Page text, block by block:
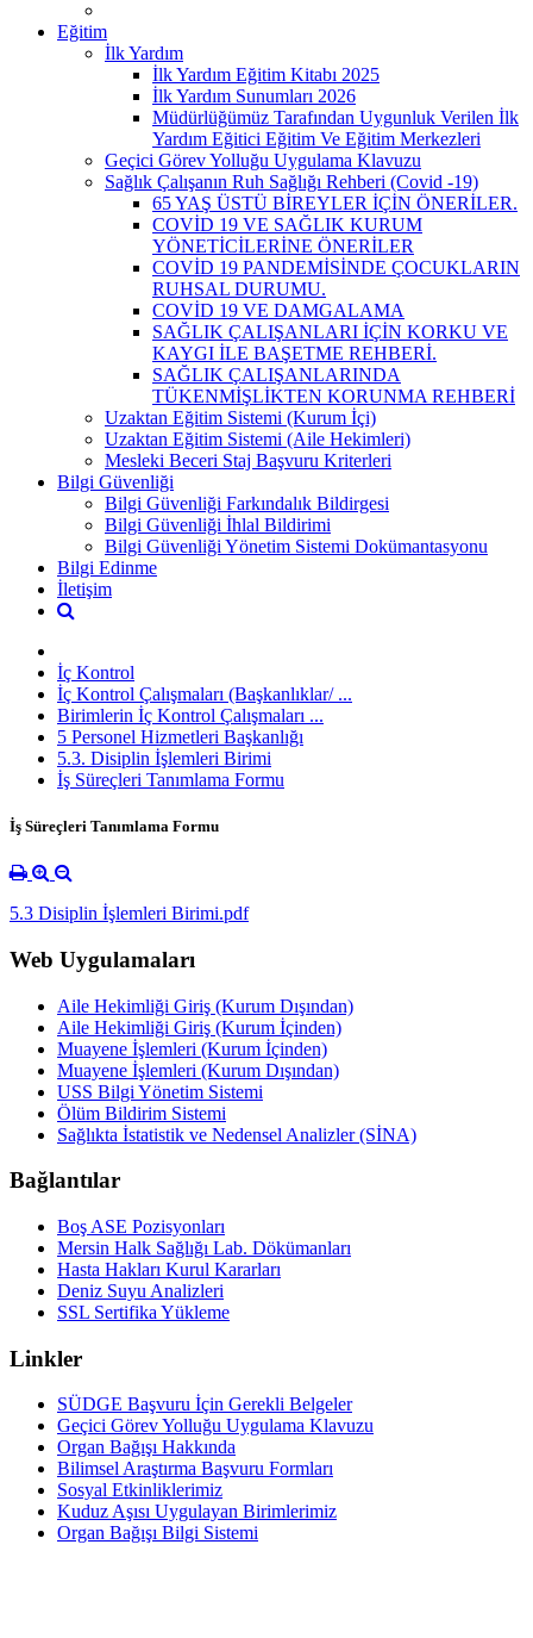
Eğitim
İlk Yardım
İlk Yardım Eğitim Kitabı 2025
İlk Yardım Sunumları 2026
Müdürlüğümüz Tarafından Uygunluk Verilen İlk
Yardım Eğitici Eğitim Ve Eğitim Merkezleri
Geçici Görev Yolluğu Uygulama Klavuzu
Sağlık Çalışanın Ruh Sağlığı Rehberi (Covid -19)
65 YAŞ ÜSTÜ BİREYLER İÇİN ÖNERİLER.
COVİD 19 VE SAĞLIK KURUM
YÖNETİCİLERİNE ÖNERİLER
COVİD 19 PANDEMİSİNDE ÇOCUKLARIN
RUHSAL DURUMU.
COVİD 19 VE DAMGALAMA
SAĞLIK ÇALIŞANLARI İÇİN KORKU VE
KAYGI İLE BAŞETME REHBERİ.
SAĞLIK ÇALIŞANLARINDA
TÜKENMİŞLİKTEN KORUNMA REHBERİ
Uzaktan Eğitim Sistemi (Kurum İçi)
Uzaktan Eğitim Sistemi (Aile Hekimleri)
Mesleki Beceri Staj Başvuru Kriterleri
Bilgi Güvenliği
Bilgi Güvenliği Farkındalık Bildirgesi
Bilgi Güvenliği İhlal Bildirimi
Bilgi Güvenliği Yönetim Sistemi Dokümantasyonu
Bilgi Edinme
İletişim
İç Kontrol
İç Kontrol Çalışmaları (Başkanlıklar/ ...
Birimlerin İç Kontrol Çalışmaları ...
5 Personel Hizmetleri Başkanlığı
5.3. Disiplin İşlemleri Birimi
İş Süreçleri Tanımlama Formu
İş Süreçleri Tanımlama Formu
5.3 Disiplin İşlemleri Birimi.pdf
Web Uygulamaları
Aile Hekimliği Giriş (Kurum Dışından)
Aile Hekimliği Giriş (Kurum İçinden)
Muayene İşlemleri (Kurum İçinden)
Muayene İşlemleri (Kurum Dışından)
USS Bilgi Yönetim Sistemi
Ölüm Bildirim Sistemi
Sağlıkta İstatistik ve Nedensel Analizler (SİNA)
Bağlantılar
Boş ASE Pozisyonları
Mersin Halk Sağlığı Lab. Dökümanları
Hasta Hakları Kurul Kararları
Deniz Suyu Analizleri
SSL Sertifika Yükleme
Linkler
SÜDGE Başvuru İçin Gerekli Belgeler
Geçici Görev Yolluğu Uygulama Klavuzu
Organ Bağışı Hakkında
Bilimsel Araştırma Başvuru Formları
Sosyal Etkinliklerimiz
Kuduz Aşısı Uygulayan Birimlerimiz
Organ Bağışı Bilgi Sistemi